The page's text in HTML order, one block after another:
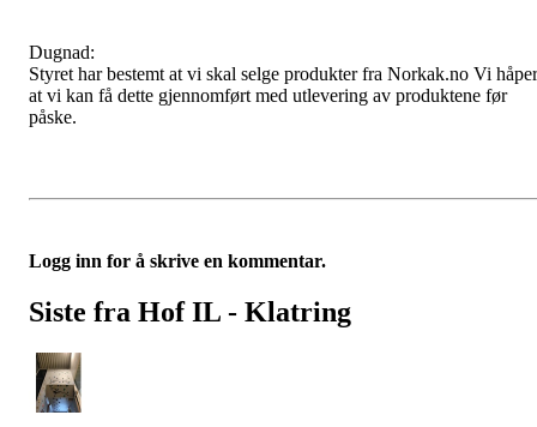
Dugnad:
Styret har bestemt at vi skal selge produkter fra Norkak.no Vi håper
at vi kan få dette gjennomført med utlevering av produktene før
påske.
Logg inn for å skrive en kommentar.
Siste fra Hof IL - Klatring